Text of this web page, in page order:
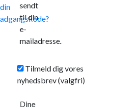
din
adgangskode?
sendt
til din
e-
mailadresse.
Tilmeld dig vores
nyhedsbrev(valgfri)
Dine